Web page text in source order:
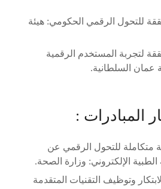
للتحول الرقمي الحكومي: هيئة
لتجربة المستخدم الرقمية
السلطانية.
المبادرات :
متكاملة للتحول الرقمي عن
الإلكتروني: وزارة الصحة.
وتوظيف التقنيات المتقدمة